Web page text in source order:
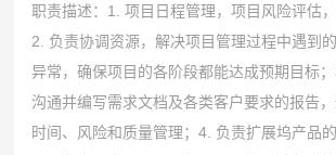
职责描述：1. 项目日程管理，项目风险评估，
2. 负责协调资源，解决项目管理过程中遇到
异常，确保项目的各阶段都能达成预期目标
沟通并编写需求文档及各类客户要求的报告，
时间、风险和质量管理；4. 负责扩展坞产品